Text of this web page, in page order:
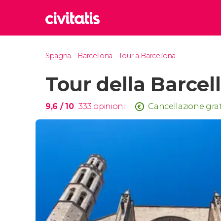
Regno
Spagna Barcellona Tour a Barcellona
Tour della
9,6 / 10 333 opinioni Cancellazione